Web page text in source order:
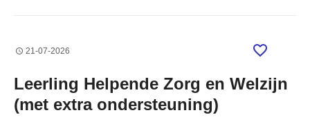
21-07-2026
Leerling Helpende Zorg en Welzijn
(met extra ondersteuning)